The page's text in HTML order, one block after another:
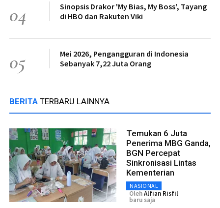
04
Sinopsis Drakor 'My Bias, My Boss', Tayang
di HBO dan Rakuten Viki
05
Mei 2026, Pengangguran di Indonesia
Sebanyak 7,22 Juta Orang
BERITA TERBARU LAINNYA
Temukan 6 Juta
Penerima MBG Ganda,
BGN Percepat
Sinkronisasi Lintas
Kementerian
NASIONAL
OlehAlfian Risfil
baru saja